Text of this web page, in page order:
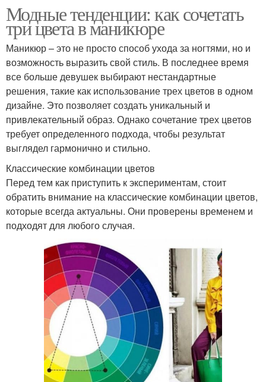
Модные тенденции: как сочетать
три цвета в маникюре
Маникюр – это не просто способ ухода за ногтями, но и
возможность выразить свой стиль. В последнее время
все больше девушек выбирают нестандартные
решения, такие как использование трех цветов в одном
дизайне. Это позволяет создать уникальный и
привлекательный образ. Однако сочетание трех цветов
требует определенного подхода, чтобы результат
выглядел гармонично и стильно.
Классические комбинации цветов
Перед тем как приступить к экспериментам, стоит
обратить внимание на классические комбинации цветов,
которые всегда актуальны. Они проверены временем и
подходят для любого случая.